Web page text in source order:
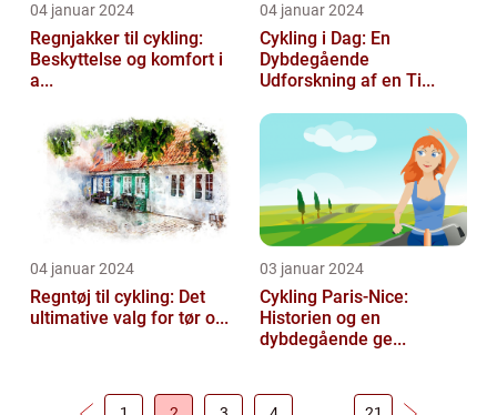
04 januar 2024
Regnjakker til cykling:
Beskyttelse og komfort i
a...
04 januar 2024
Cykling i Dag: En
Dybdegående
Udforskning af en Ti...
04 januar 2024
Regntøj til cykling: Det
ultimative valg for tør o...
03 januar 2024
Cykling Paris-Nice:
Historien og en
dybdegående ge...